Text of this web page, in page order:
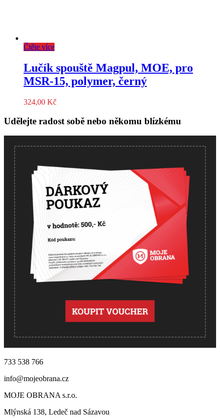
Čtěte více
Lučík spouště Magpul, MOE, pro
MSR-15, polymer, černý
324,00 Kč
Udělejte radost sobě nebo někomu blízkému
733 538 766
info@mojeobrana.cz
MOJE OBRANA s.r.o.
Mlýnská 138, Ledeč nad Sázavou